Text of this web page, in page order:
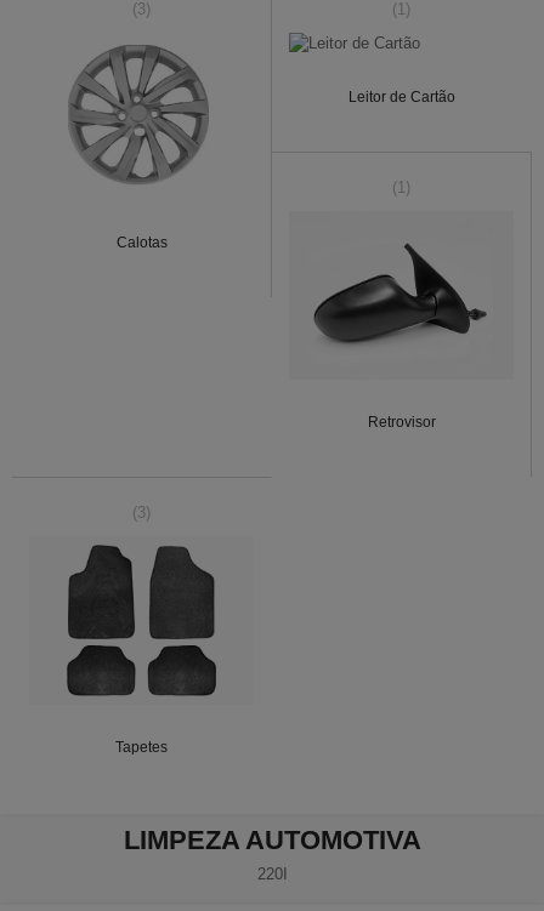
(3)
Calotas
(1)
Leitor de Cartão
(1)
Retrovisor
(3)
Tapetes
LIMPEZA AUTOMOTIVA
220I